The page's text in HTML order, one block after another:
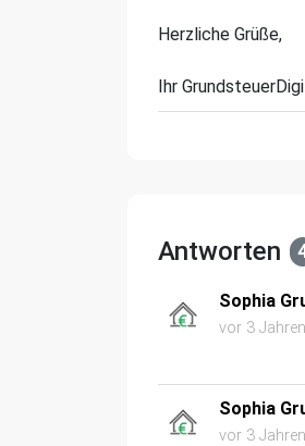
Herzliche Grüße,
Ihr
Antworten
Sophia
vor 3 Jahren
Sophia
vor 3 Jahren